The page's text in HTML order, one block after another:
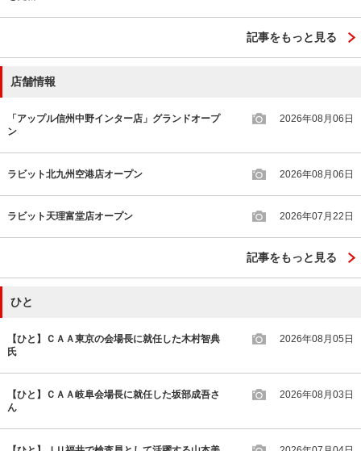
記事をもっと見る
店舗情報
「アップル信州中野インター店」グランドオープ
ン
2026年08月06日
ラビット北九州空港店オープン 2026年08月06日
ラビット天理富堂店オープン 2026年07月22日
記事をもっと見る
ひと
【ひと】ＣＡＡ東京の会場長に就任した木村智典
氏
2026年08月05日
【ひと】ＣＡＡ岐阜会場長に就任した坂部成吾さ
ん
2026年08月03日